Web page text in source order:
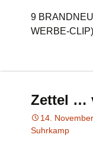
9
WERBE-CLIP)
Zettel …
14.
Suhrkamp